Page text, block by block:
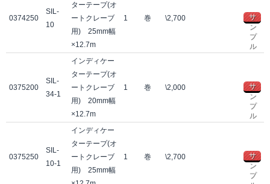
0374250
SIL-
10
ターテープ(オ
ートクレーブ
用) 25mm幅
×12.7m
1 巻 \2,700
サ
ン
プ
ル
0375200
SIL-
34-1
インディケー
ターテープ(オ
ートクレーブ
用) 20mm幅
×12.7m
1 巻 \2,000
サ
ン
プ
ル
0375250
SIL-
10-1
インディケー
ターテープ(オ
ートクレーブ
用) 25mm幅
1 巻 \2,700
サ
ン
プ